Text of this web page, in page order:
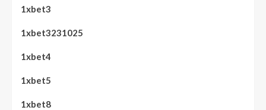
1xbet3
1xbet3231025
1xbet4
1xbet5
1xbet8